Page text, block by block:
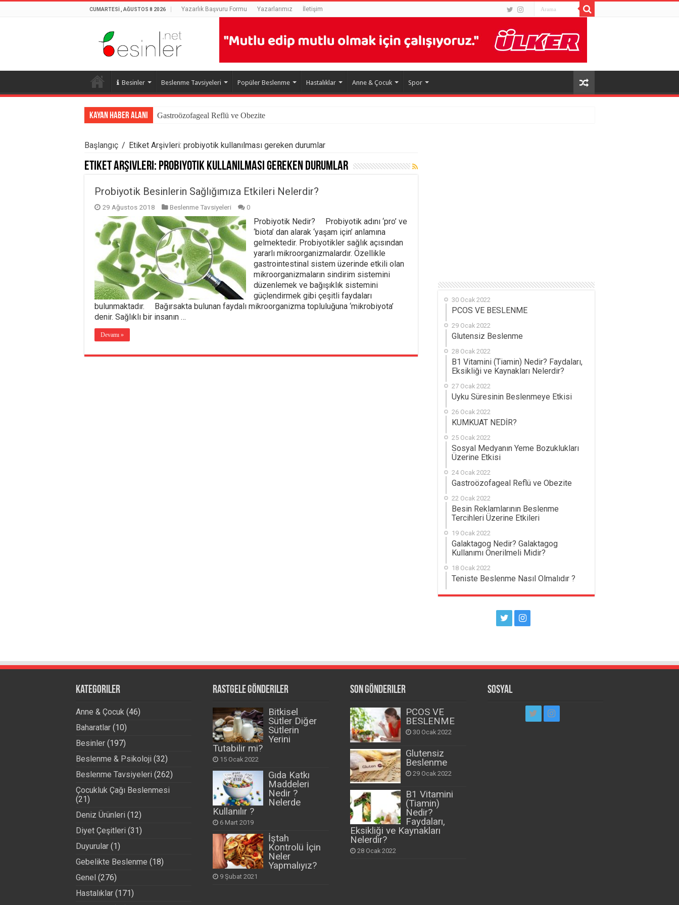
CUMARTESI , AĞUSTOS 8 2026 Yazarlık Başvuru Formu Yazarlarımız İletişim
Besinler Beslenme Tavsiyeleri Popüler Beslenme Hastalıklar Anne & Çocuk Spor
Kayan Haber Alanı Gastroözofageal Reflü ve Obezite
Başlangıç / Etiket Arşivleri: probiyotik kullanılması gereken durumlar
Etiket Arşivleri: probiyotik kullanılması gereken durumlar
Probiyotik Besinlerin Sağlığımıza Etkileri Nelerdir?
29 Ağustos 2018 Beslenme Tavsiyeleri 0
Probiyotik Nedir? Probiyotik adını ‘pro’ ve
‘biota’ dan alarak ‘yaşam için’ anlamına
gelmektedir. Probiyotikler sağlık açısından
yararlı mikroorganizmalardır. Özellikle
gastrointestinal sistem üzerinde etkili olan
mikroorganizmaların sindirim sistemini
düzenlemek ve bağışıklık sistemini
güçlendirmek gibi çeşitli faydaları
bulunmaktadır. Bağırsakta bulunan faydalı mikroorganizma topluluğuna ‘mikrobiyota’
denir. Sağlıklı bir insanın …
Devamı »
30 Ocak 2022
PCOS VE BESLENME
29 Ocak 2022
Glutensiz Beslenme
28 Ocak 2022
B1 Vitamini (Tiamin) Nedir? Faydaları,
Eksikliği ve Kaynakları Nelerdir?
27 Ocak 2022
Uyku Süresinin Beslenmeye Etkisi
26 Ocak 2022
KUMKUAT NEDİR?
25 Ocak 2022
Sosyal Medyanın Yeme Bozuklukları
Üzerine Etkisi
24 Ocak 2022
Gastroözofageal Reflü ve Obezite
22 Ocak 2022
Besin Reklamlarının Beslenme
Tercihleri Üzerine Etkileri
19 Ocak 2022
Galaktagog Nedir? Galaktagog
Kullanımı Önerilmeli Midir?
18 Ocak 2022
Teniste Beslenme Nasıl Olmalıdır ?
Kategoriler
Anne & Çocuk(46)
Baharatlar(10)
Besinler(197)
Beslenme & Psikoloji (32)
Beslenme Tavsiyeleri (262)
Çocukluk Çağı Beslenmesi
(21)
Deniz Ürünleri (12)
Diyet Çeşitleri (31)
Duyurular(1)
Gebelikte Beslenme (18)
Genel (276)
Hastalıklar(171)
Rastgele Gönderiler
Bitkisel
Sütler Diğer
Sütlerin
Yerini
Tutabilir mi?
15 Ocak 2022
Gıda Katkı
Maddeleri
Nedir ?
Nelerde
Kullanılır ?
6 Mart 2019
İştah
Kontrolü İçin
Neler
Yapmalıyız?
9 Şubat 2021
Son Gönderiler
PCOS VE
BESLENME
30 Ocak 2022
Glutensiz
Beslenme
29 Ocak 2022
B1 Vitamini
(Tiamin)
Nedir?
Faydaları,
Eksikliği ve Kaynakları
Nelerdir?
28 Ocak 2022
Sosyal